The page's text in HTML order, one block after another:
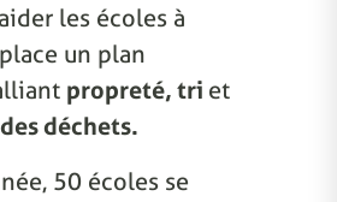
les écoles à
un plan
propreté, tri et
déchets.
50 écoles se